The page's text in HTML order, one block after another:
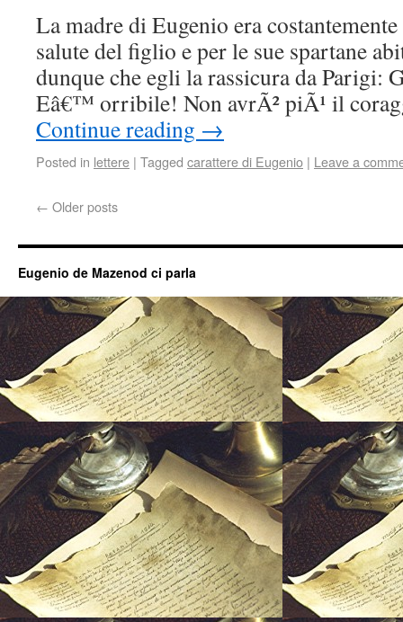
La madre di Eugenio era
salute del figlio e per le sue spartane
dunque che egli la rassicura da Parigi:
Eâ€™ orribile! Non avrÃ² piÃ¹ il
Continue reading →
Posted in lettere | Tagged carattere di Eugenio | Leave a
← Older posts
Eugenio de Mazenod ci parla